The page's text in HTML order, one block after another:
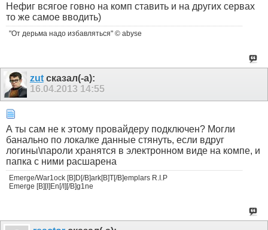
Нефиг всягое говно на комп ставить и на других сервах
то же самое вводить)
"От дерьма надо избавляться" © abyse
zutсказал(-а):
16.04.2013 14:55
А ты сам не к этому провайдеру подключен? Могли
банально по локалке данные стянуть, если вдруг
логины\пароли хранятся в электронном виде на компе, и
папка с ними расшарена
Emerge/War1ock [B]D[/B]ark[B]T[/B]emplars R.I.P
Emerge [B][I]En[/I][/B]g1ne